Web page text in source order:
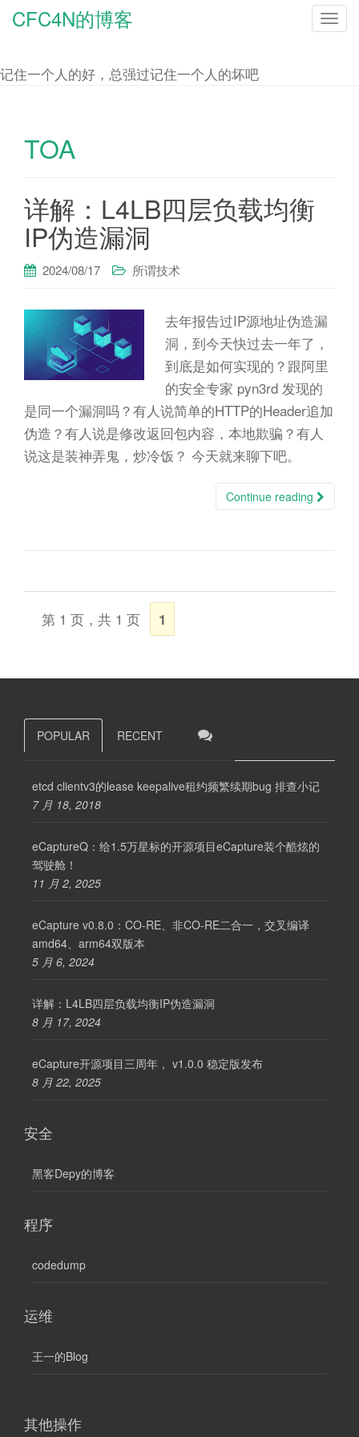
T
CFC4N的博客
记住一个人的好，总强过记住一个人的坏吧
TOA
详解：L4LB四层负载均衡
IP伪造漏洞
2024/08/17 所谓技术
去年报告过IP源地址伪造漏
洞，到今天快过去一年了，
到底是如何实现的？跟阿里
的安全专家 pyn3rd 发现的
是同一个漏洞吗？有人说简单的HTTP的Header追加
伪造？有人说是修改返回包内容，本地欺骗？有人
说这是装神弄鬼，炒冷饭？ 今天就来聊下吧。
Continue reading
第 1 页，共 1 页 1
POPULAR RECENT
etcd clientv3的lease keepalive租约频繁续期bug 排查小记
7 月 18, 2018
eCaptureQ：给1.5万星标的开源项目eCapture装个酷炫的
驾驶舱！
11 月 2, 2025
eCapture v0.8.0：CO-RE、非CO-RE二合一，交叉编译
amd64、arm64双版本
5 月 6, 2024
详解：L4LB四层负载均衡IP伪造漏洞
8 月 17, 2024
eCapture开源项目三周年， v1.0.0 稳定版发布
8 月 22, 2025
安全
黑客Depy的博客
程序
codedump
运维
王一的Blog
其他操作